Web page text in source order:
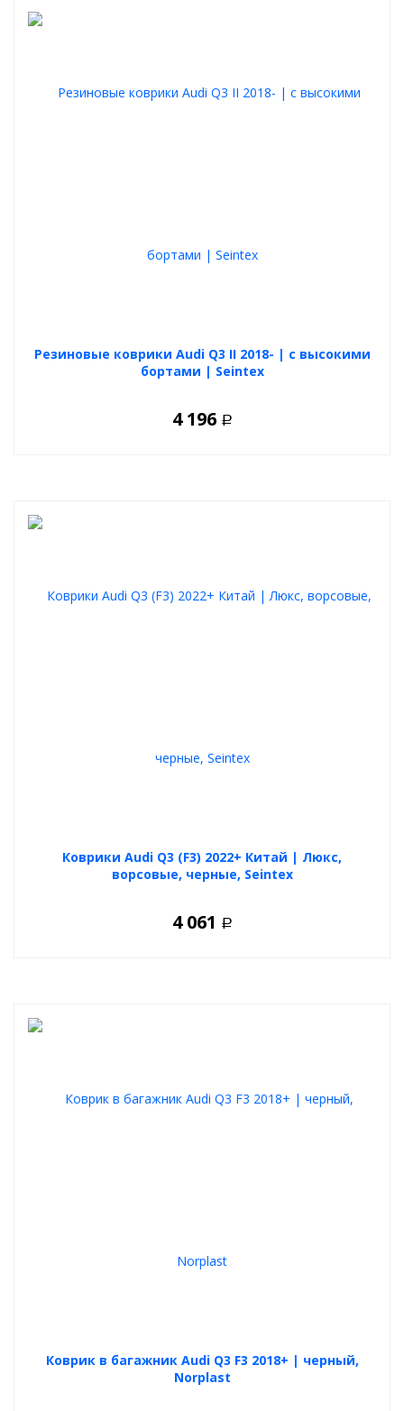
Резиновые коврики Audi Q3 II 2018- | с высокими
бортами | Seintex
4 196 Р
Коврики Audi Q3 (F3) 2022+ Китай | Люкс,
ворсовые, черные, Seintex
4 061 Р
Коврик в багажник Audi Q3 F3 2018+ | черный,
Norplast